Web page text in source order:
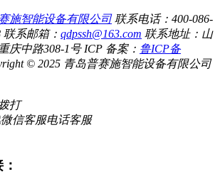
施智能设备有限公司 联系电话：400-086-
联系邮箱： qdpssh@163.com 联系地址：山
庆中路308-1号 ICP 备案： 鲁ICP备
© 2025 青岛普赛施智能设备有限公司
打
电话客服